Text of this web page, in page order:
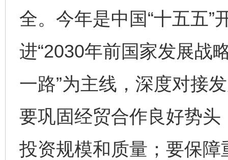
全。今年是中国“十五五”
进“2030年前国家发展战
一路”为主线，深度对接
要巩固经贸合作良好势
投资规模和质量；要保